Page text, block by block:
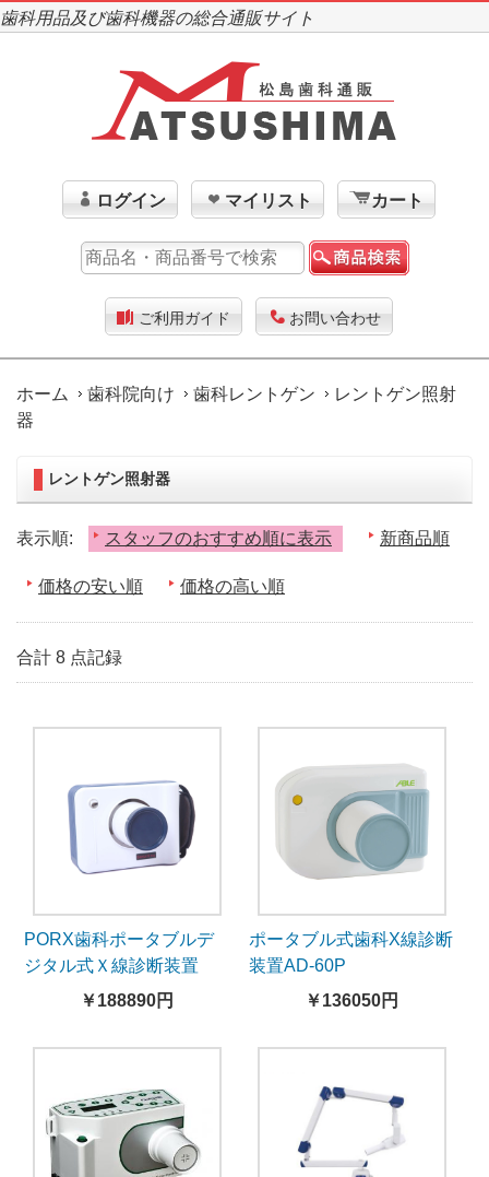
歯科用品及び歯科機器の総合通販サイト
ログイン マイリスト カート
ご利用ガイド お問い合わせ
ホーム 歯科院向け 歯科レントゲン
レントゲン照射
器
レントゲン照射器
表示順: スタッフのおすすめ順に表示 新商品順
価格の安い順 価格の高い順
合計 8 点記録
PORX歯科ポータブルデ
ジタル式Ｘ線診断装置
￥188890円
ポータブル式歯科X線診断
装置AD-60P
￥136050円